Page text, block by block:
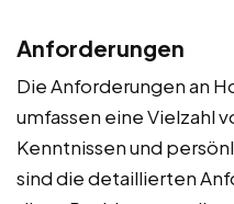
Anforderungen
Die Anforderungen an
umfassen eine Vielzahl
Kenntnissen und
sind die detaillierten